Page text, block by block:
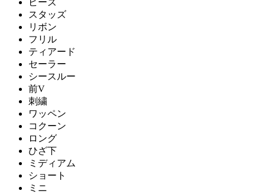
スタッズ
リボン
フリル
ティアード
セーラー
シースルー
前V
刺繍
ワッペン
コクーン
ロング
ひざ下
ミディアム
ショート
ミニ